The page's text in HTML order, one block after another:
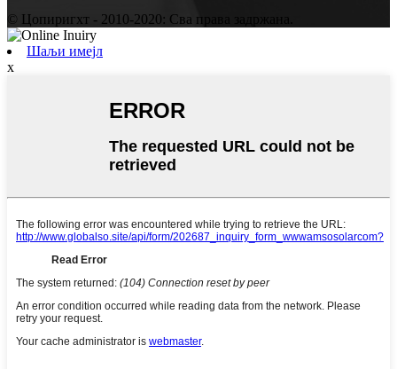
© Цопиригхт - 2010-2020: Сва права задржана.
Шаљи имејл
x